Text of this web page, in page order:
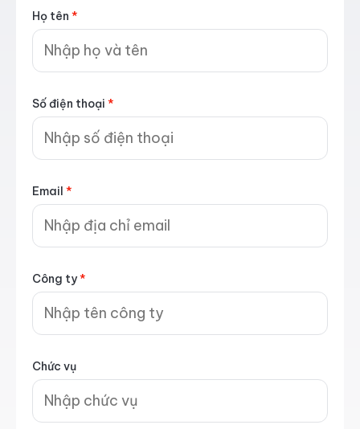
Họ tên *
Số điện thoại *
Email *
Công ty*
Chức vụ